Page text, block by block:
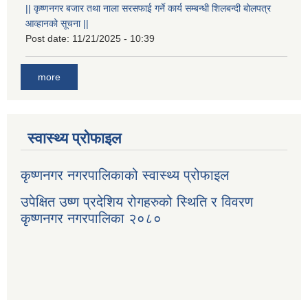
|| कृष्णनगर बजार तथा नाला सरसफाई गर्ने कार्य सम्बन्धी शिलबन्दी बोलपत्र
आव्हानको सूचना ||
Post date: 11/21/2025 - 10:39
more
स्वास्थ्य प्रोफाइल
कृष्णनगर नगरपालिकाको स्वास्थ्य प्रोफाइल
उपेक्षित उष्ण प्रदेशिय रोगहरुको स्थिति र विवरण
कृष्णनगर नगरपालिका २०८०